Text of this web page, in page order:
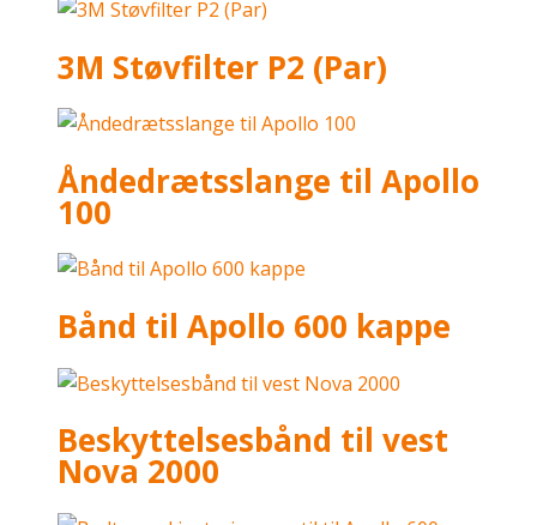
3M Støvfilter P2 (Par)
Åndedrætsslange til Apollo
100
Bånd til Apollo 600 kappe
Beskyttelsesbånd til vest
Nova 2000